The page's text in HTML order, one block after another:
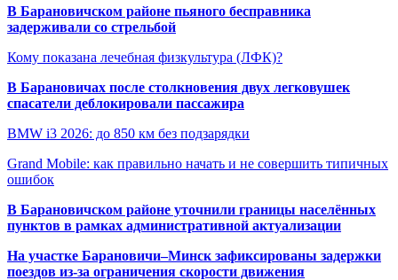
В Барановичском районе пьяного бесправника
задерживали со стрельбой
Кому показана лечебная физкультура (ЛФК)?
В Барановичах после столкновения двух легковушек
спасатели деблокировали пассажира
BMW i3 2026: до 850 км без подзарядки
Grand Mobile: как правильно начать и не совершить типичных
ошибок
В Барановичском районе уточнили границы населённых
пунктов в рамках административной актуализации
На участке Барановичи–Минск зафиксированы задержки
поездов из-за ограничения скорости движения